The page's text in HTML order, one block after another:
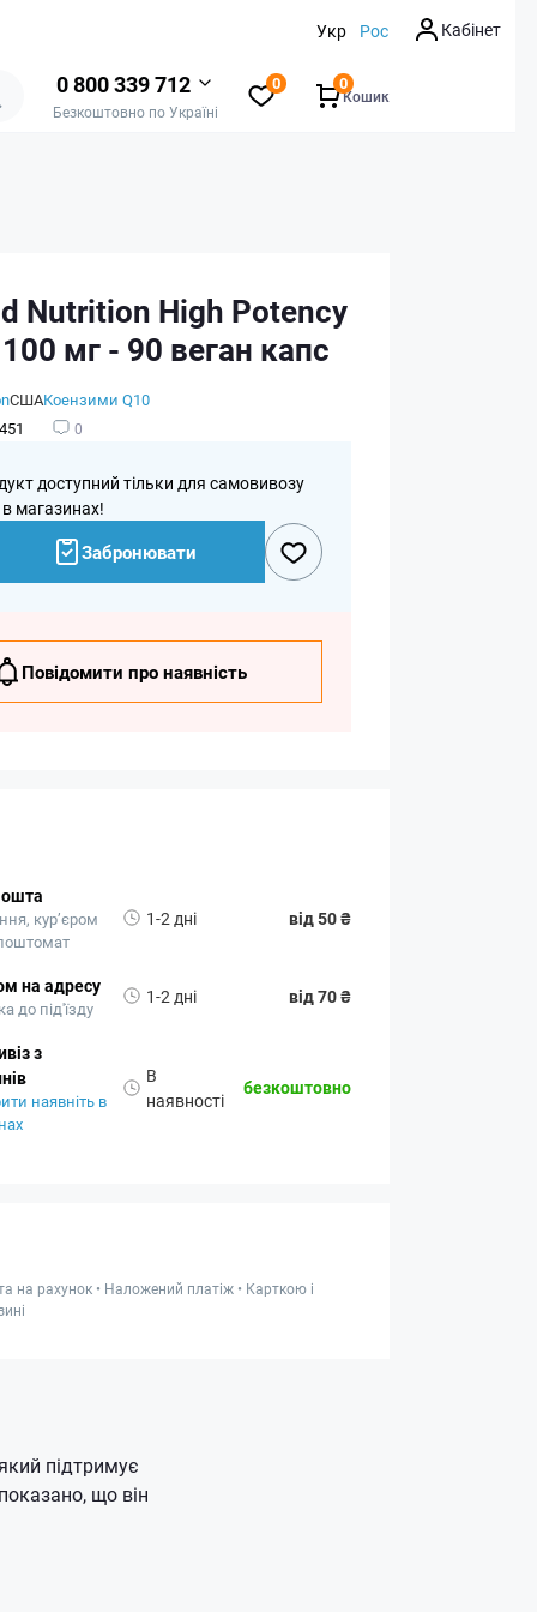
Укр Рос Кабінет
0 800 339 712
Безкоштовно по Україні
0
Кошик
0
Nutrition High Potency
мг - 90 веган капс
СШАКоензими Q10
0
доступний тільки для самовивозу
в магазинах!
Забронювати
Повідомити про наявність
кур’єром
1-2 дні від 50 ₴
на адресу
до під'їзду
1-2 дні від 70 ₴
з
наявніть в
В
наявності
безкоштовно
на рахунок • Наложений платіж • Карткою і
підтримує
що він